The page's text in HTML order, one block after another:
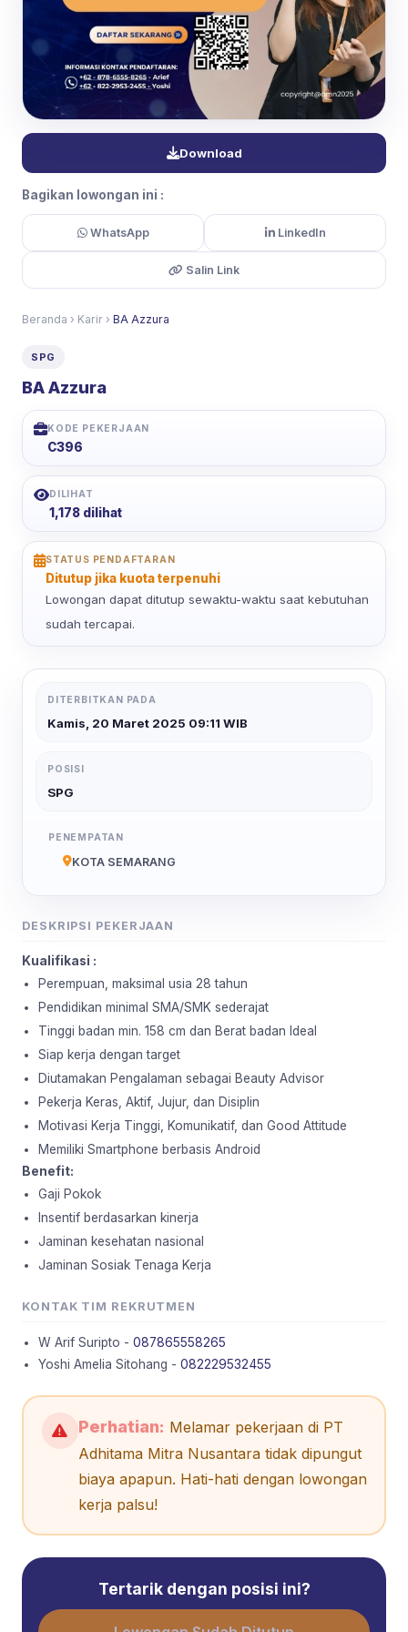
Download
Bagikan lowongan ini :
WhatsApp LinkedIn
Salin Link
Beranda › Karir › BA Azzura
SPG
BA Azzura
KODE PEKERJAAN
C396
DILIHAT
1,178 dilihat
STATUS PENDAFTARAN
Ditutup jika kuota terpenuhi
Lowongan dapat ditutup sewaktu-waktu saat kebutuhan
sudah tercapai.
DITERBITKAN PADA
Kamis, 20 Maret 2025 09:11 WIB
POSISI
SPG
PENEMPATAN
KOTA SEMARANG
DESKRIPSI PEKERJAAN
Kualifikasi :
Perempuan, maksimal usia 28 tahun
Pendidikan minimal SMA/SMK sederajat
Tinggi badan min. 158 cm dan Berat badan Ideal
Siap kerja dengan target
Diutamakan Pengalaman sebagai Beauty Advisor
Pekerja Keras, Aktif, Jujur, dan Disiplin
Motivasi Kerja Tinggi, Komunikatif, dan Good Attitude
Memiliki Smartphone berbasis Android
Benefit:
Gaji Pokok
Insentif berdasarkan kinerja
Jaminan kesehatan nasional
Jaminan Sosiak Tenaga Kerja
KONTAK TIM REKRUTMEN
W Arif Suripto - 087865558265
Yoshi Amelia Sitohang - 082229532455
Perhatian: Melamar pekerjaan di PT
Adhitama Mitra Nusantara tidak dipungut
biaya apapun. Hati-hati dengan lowongan
kerja palsu!
Tertarik dengan posisi ini?